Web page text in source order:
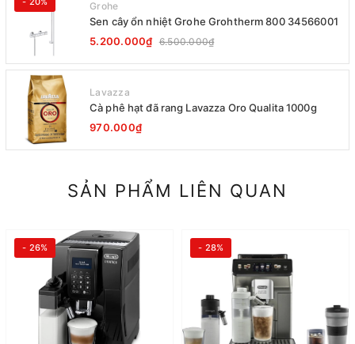
Grohe
Sen cây ổn nhiệt Grohe Grohtherm 800 34566001
5.200.000₫ 6.500.000₫
Lavazza
Cà phê hạt đã rang Lavazza Oro Qualita 1000g
970.000₫
SẢN PHẨM LIÊN QUAN
- 26% - 28%